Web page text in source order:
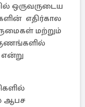
ஒருவருடைய
எதிர்கால
மற்றும்
ஆபச